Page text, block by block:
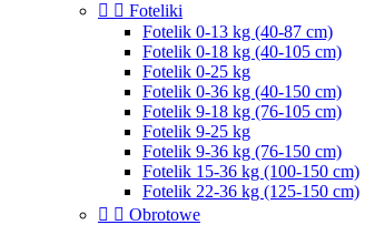
  Foteliki
Fotelik 0-13 kg (40-87 cm)
Fotelik 0-18 kg (40-105 cm)
Fotelik 0-25 kg
Fotelik 0-36 kg (40-150 cm)
Fotelik 9-18 kg (76-105 cm)
Fotelik 9-25 kg
Fotelik 9-36 kg (76-150 cm)
Fotelik 15-36 kg (100-150 cm)
Fotelik 22-36 kg (125-150 cm)
  Obrotowe